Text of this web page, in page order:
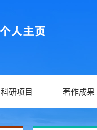
科研项目 著作成果